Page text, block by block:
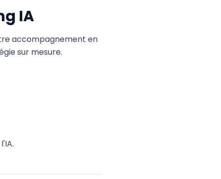
IA
accompagnement en
sur mesure.